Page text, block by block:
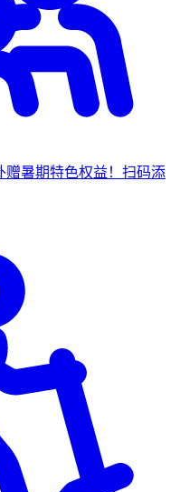
赠暑期特色权益！ 扫码添